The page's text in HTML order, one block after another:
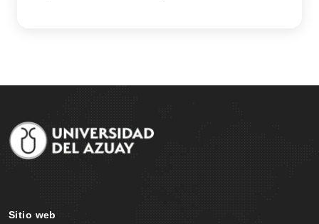
o
Sitio web